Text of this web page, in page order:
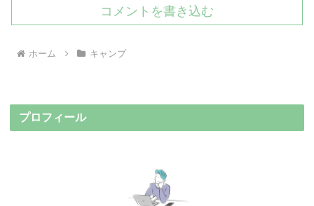
コメントを書き込む
ホーム キャンプ
プロフィール